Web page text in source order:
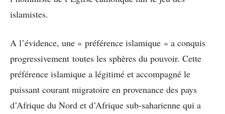
islamistes.
A l’évidence, une « préférence islamique » a conquis
progressivement toutes les sphères du pouvoir. Cette
préférence islamique a légitimé et accompagné le
puissant courant migratoire en provenance des pays
d’Afrique du Nord et d’Afrique sub-saharienne qui a